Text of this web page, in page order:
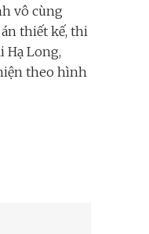
vô cùng
thiết kế, thi
Hạ Long,
theo hình